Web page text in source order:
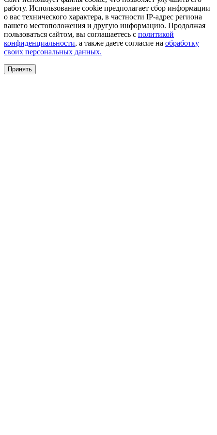
работу. Использование cookie предполагает сбор информации
о вас технического характера, в частности IP-адрес региона
вашего местоположения и другую информацию. Продолжая
пользоваться сайтом, вы соглашаетесь с политикой
конфиденциальности, а также даете согласие на обработку
своих персональных данных.
Принять